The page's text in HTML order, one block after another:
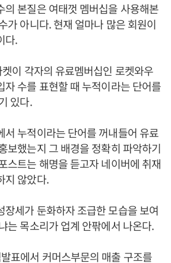
의 본질은 여태껏 멤버십을 사용해본
가 아니다. 현재 얼마나 많은 회원이
다.
이 각자의 유료멤버십인 로켓와우
자 수를 표현할 때 누적이라는 단어를
있다.
서 누적이라는 단어를 꺼내들어 유료
보했는지 그 배경을 정확히 파악하기
스트는 해명을 듣고자 네이버에 취재
지 않았다.
장세가 둔화하자 조급한 모습을 보여
는 목소리가 업계 안팎에서 나온다.
표에서 커머스부문의 매출 구조를